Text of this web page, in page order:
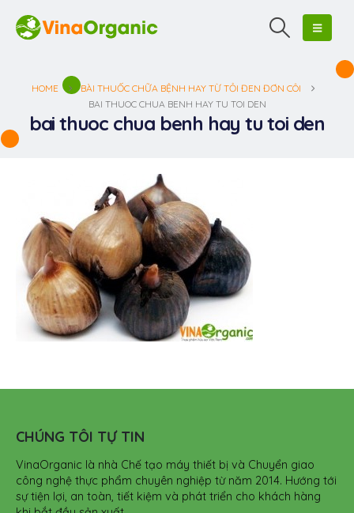
HOME
BÀI THUỐC CHỮA BỆNH HAY TỪ TỎI ĐEN ĐƠN CÔI
BAI THUOC CHUA BENH HAY TU TOI DEN
bai thuoc chua benh hay tu toi den
CHÚNG TÔI TỰ TIN
VinaOrganic là nhà Chế tạo máy thiết bị và Chuyển giao
công nghệ thực phẩm chuyên nghiệp từ năm 2014. Hướng tới
sự tiện lợi, an toàn, tiết kiệm và phát triển cho khách hàng